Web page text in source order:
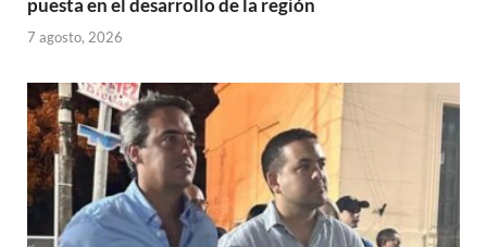
puesta en el desarrollo de la región
7 agosto, 2026